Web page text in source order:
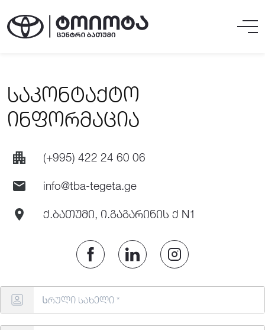
საკონტაქტო
ინფორმაცია
(+995) 422 24 60 06
info@tba-tegeta.ge
ქ.ბათუმი, ი.გაგარინის ქ N1